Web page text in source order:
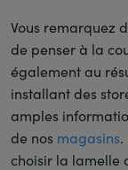
Vous remarquez
de penser à la
également au
installant des
amples
de nos magasins.
choisir la lamelle